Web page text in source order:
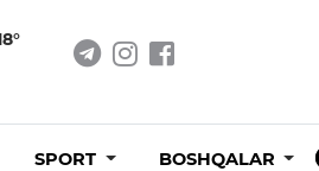
SPORT BOSHQALAR